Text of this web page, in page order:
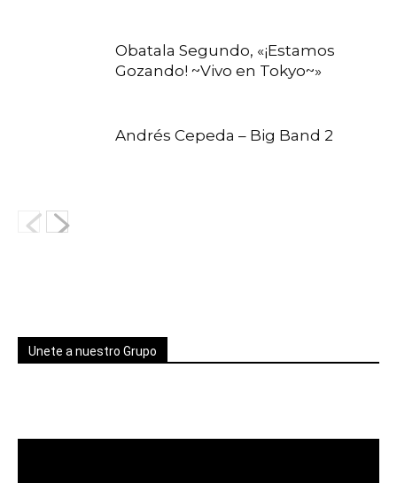
Obatala Segundo, «¡Estamos
Gozando! ~Vivo en Tokyo~»
Andrés Cepeda – Big Band 2
Unete a nuestro Grupo